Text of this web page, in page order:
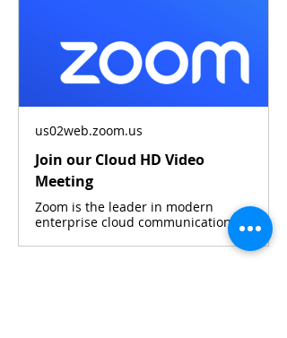
us02web.zoom.us
Join our Cloud HD Video
Meeting
Zoom is the leader in modern
enterprise cloud communications.